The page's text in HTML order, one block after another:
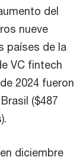
del
nueve
países de la
VC fintech
2024 fueron
($487
diciembre